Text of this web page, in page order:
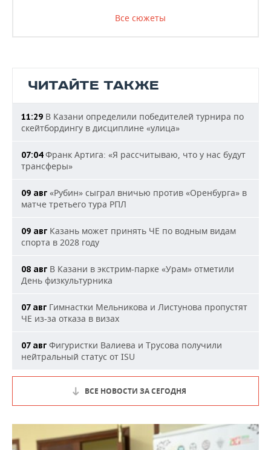
Все сюжеты
ЧИТАЙТЕ ТАКЖЕ
11:29 В Казани определили победителей турнира по
скейтбордингу в дисциплине «улица»
07:04Франк Артига: «Я рассчитываю, что у нас будут
трансферы»
09 авг «Рубин» сыграл вничью против «Оренбурга» в
матче третьего тура РПЛ
09 авг Казань может принять ЧЕ по водным видам
спорта в 2028 году
08 авг В Казани в экстрим-парке «Урам» отметили
День физкультурника
07 авг Гимнастки Мельникова и Листунова пропустят
ЧЕ из-за отказа в визах
07 авг Фигуристки Валиева и Трусова получили
нейтральный статус от ISU
ВСЕ НОВОСТИ ЗА СЕГОДНЯ